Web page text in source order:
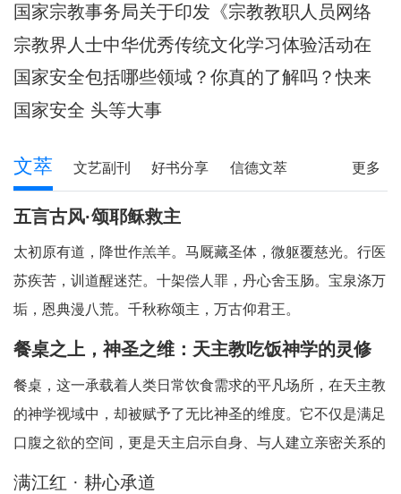
国家宗教事务局关于印发《宗教教职人员网络
行为规范》的通知
宗教界人士中华优秀传统文化学习体验活动在
武汉启动
国家安全包括哪些领域？你真的了解吗？快来
一起涨知识！
国家安全 头等大事
更多
文萃 文艺副刊 好书分享 信德文萃
诗苑 小小说 写真故事
五言古风·颂耶稣救主
太初原有道，降世作羔羊。马厩藏圣体，微躯覆慈光。行医
苏疾苦，训道醒迷茫。十架偿人罪，丹心舍玉肠。宝泉涤万
垢，恩典漫八荒。千秋称颂主，万古仰君王。
餐桌之上，神圣之维：天主教吃饭神学的灵修
餐桌，这一承载着人类日常饮食需求的平凡场所，在天主教
的神学视域中，却被赋予了无比神圣的维度。它不仅是满足
口腹之欲的空间，更是天主启示自身、与人建立亲密关系的
神圣舞台。天主教吃饭神学中所蕴含的灵修智慧，引领我们
满江红 · 耕心承道